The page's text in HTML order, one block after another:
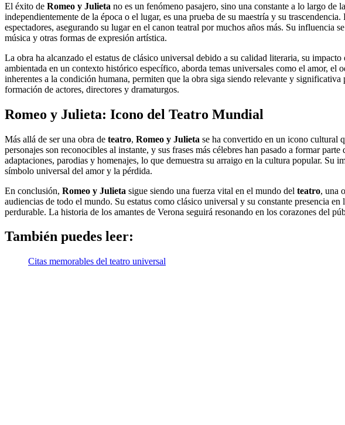
El éxito de Romeo y Julieta no es un fenómeno pasajero, sino una constante a lo largo de
independientemente de la época o el lugar, es una prueba de su maestría y su
espectadores, asegurando su lugar en el canon teatral por muchos años más. Su influencia
música y otras formas de expresión artística.
La obra ha alcanzado el estatus de clásico universal debido a su calidad literaria, su
ambientada en un contexto histórico específico, aborda temas universales como el amor, el
inherentes a la condición humana, permiten que la obra siga siendo relevante y
formación de actores, directores y dramaturgos.
Romeo y Julieta: Icono del Teatro Mundial
Más allá de ser una obra de teatro, Romeo y Julieta se ha convertido en un icono cultural
personajes son reconocibles al instante, y sus frases más célebres han pasado a formar
adaptaciones, parodias y homenajes, lo que demuestra su arraigo en la cultura popular. Su
símbolo universal del amor y la pérdida.
En conclusión, Romeo y Julieta sigue siendo una fuerza vital en el mundo del teatro, una
audiencias de todo el mundo. Su estatus como clásico universal y su constante presencia
perdurable. La historia de los amantes de Verona seguirá resonando en los corazones del
También puedes leer:
Citas memorables del teatro universal